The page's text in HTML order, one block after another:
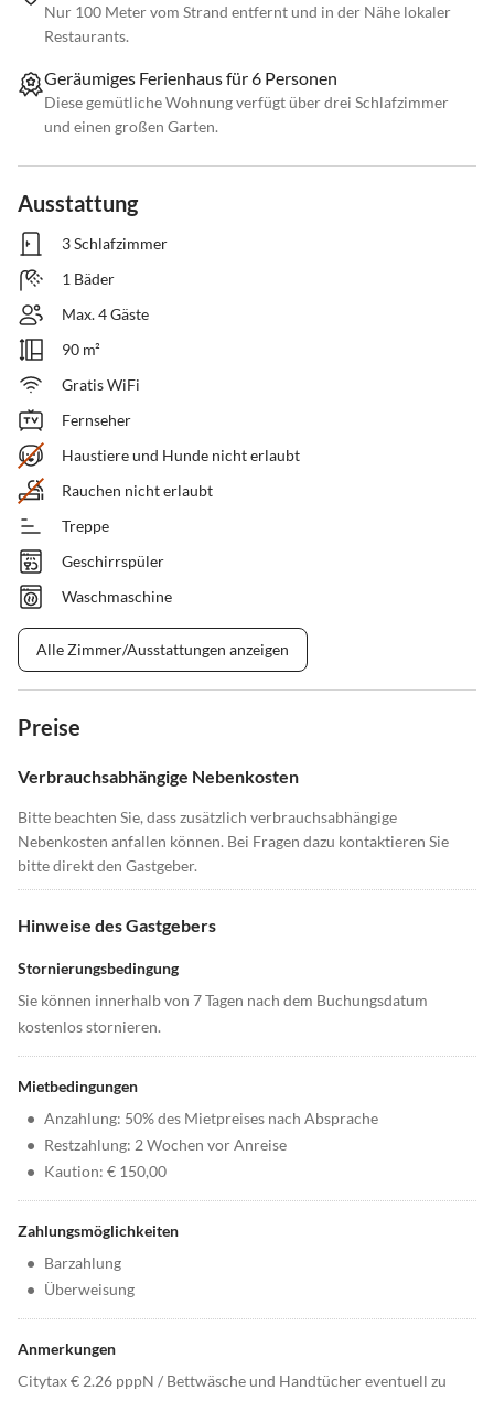
Nur 100 Meter vom Strand entfernt und in der Nähe lokaler
Restaurants.
Geräumiges Ferienhaus für 6 Personen
Diese gemütliche Wohnung verfügt über drei Schlafzimmer
und einen großen Garten.
Ausstattung
3 Schlafzimmer
1 Bäder
Max. 4 Gäste
90 m²
Gratis WiFi
Fernseher
Haustiere und Hunde nicht erlaubt
Rauchen nicht erlaubt
Treppe
Geschirrspüler
Waschmaschine
Alle Zimmer/Ausstattungen anzeigen
Preise
Verbrauchsabhängige Nebenkosten
Bitte beachten Sie, dass zusätzlich verbrauchsabhängige
Nebenkosten anfallen können. Bei Fragen dazu kontaktieren Sie
bitte direkt den Gastgeber.
Hinweise des Gastgebers
Stornierungsbedingung
Sie können innerhalb von 7 Tagen nach dem Buchungsdatum
kostenlos stornieren.
Mietbedingungen
• Anzahlung: 50% des Mietpreises nach Absprache
• Restzahlung: 2 Wochen vor Anreise
• Kaution: € 150,00
Zahlungsmöglichkeiten
• Barzahlung
• Überweisung
Anmerkungen
Citytax € 2.26 pppN / Bettwäsche und Handtücher eventuell zu